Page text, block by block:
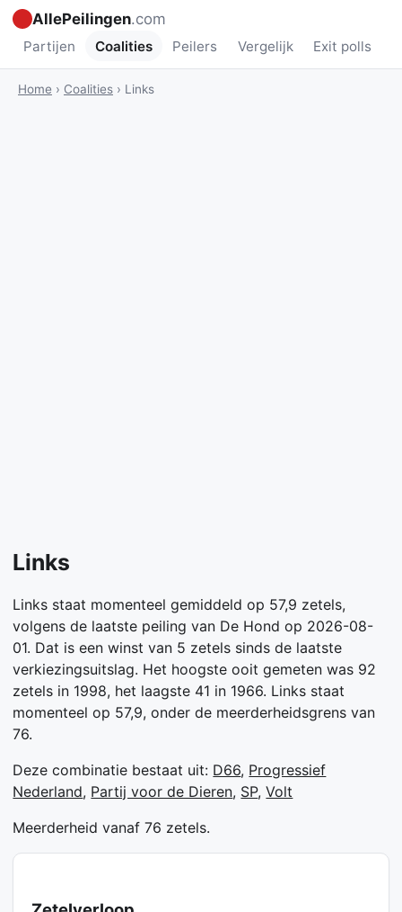
AllePeilingen.com
Partijen Coalities Peilers Vergelijk Exit polls
Home › Coalities › Links
Links
Links staat momenteel gemiddeld op 57,9 zetels,
volgens de laatste peiling van De Hond op 2026-08-
01. Dat is een winst van 5 zetels sinds de laatste
verkiezingsuitslag. Het hoogste ooit gemeten was 92
zetels in 1998, het laagste 41 in 1966. Links staat
momenteel op 57,9, onder de meerderheidsgrens van
76.
Deze combinatie bestaat uit: D66, Progressief
Nederland, Partij voor de Dieren, SP,Volt
Meerderheid vanaf 76 zetels.